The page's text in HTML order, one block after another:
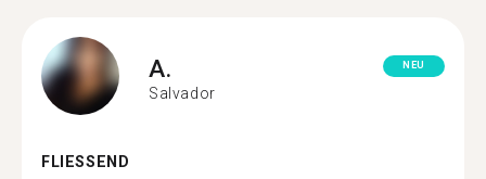
A.
Salvador
NEU
FLIESSEND